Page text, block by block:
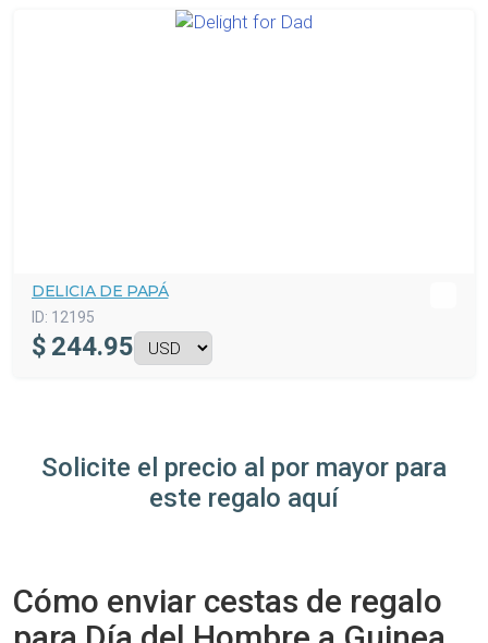
DELICIA DE PAPÁ
ID: 12195
$ 244.95
Solicite el precio al por mayor para
este regalo aquí
Cómo enviar cestas de regalo